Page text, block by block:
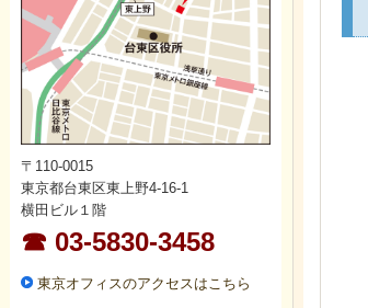
〒110-0015
東京都台東区東上野4-16-1
横田ビル１階
☎ 03-5830-3458
東京オフィスのアクセスはこちら